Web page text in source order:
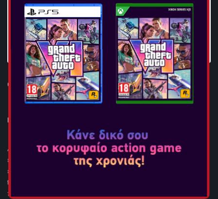
OTL - MINECRAFT TEEN DOME
HEADPHONES
Κονσόλες:
Αυτά τα ακουστικά είναι κατάλληλα για ηλικίες από 7 έως
ενήλικες. Άνετο, ρυθμιζόμενο κεφαλόδεσμο με επένδυση και
εντυπωσιακό, εμβληματικό σχέδιο. Συμβατό με smartphone,
tablet, φορητούς υπολογιστές και τις περισσότερες κονσόλες
παιχνιδιών κ.λπ. (όλες οι συσκευές χρησιμοποιούν βύσμα